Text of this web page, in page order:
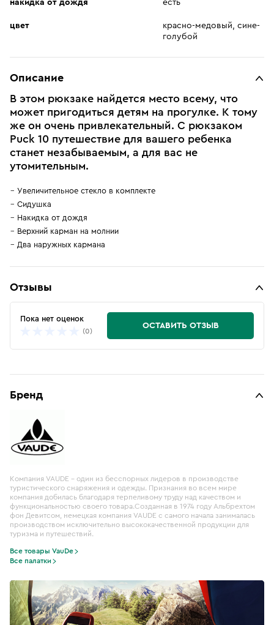
накидка от дождя есть
цвет
красно-медовый, сине-
голубой
Описание
В этом рюкзаке найдется место всему, что
может пригодиться детям на прогулке. К тому
же он очень привлекательный. С рюкзаком
Puck 10 путешествие для вашего ребенка
станет незабываемым, а для вас не
утомительным.
Увеличительное стекло в комплекте
Сидушка
Накидка от дождя
Верхний карман на молнии
Два наружных кармана
Отзывы
Пока нет оценок
(0)
ОСТАВИТЬ ОТЗЫВ
Бренд
Компания VAUDE – один из бесспорных лидеров в производстве
туристического снаряжения и одежды. Признания во всем мире
компания добилась благодаря терпеливому труду над качеством и
функциональностью своего товара.Созданная в 1974 году Альбрехтом
фон Девитсом, немецкая компания VAUDE с самого начала занималась
производством исключительно высококачественной продукции для
туризма и путешествий.
Все товары VauDe
Все палатки